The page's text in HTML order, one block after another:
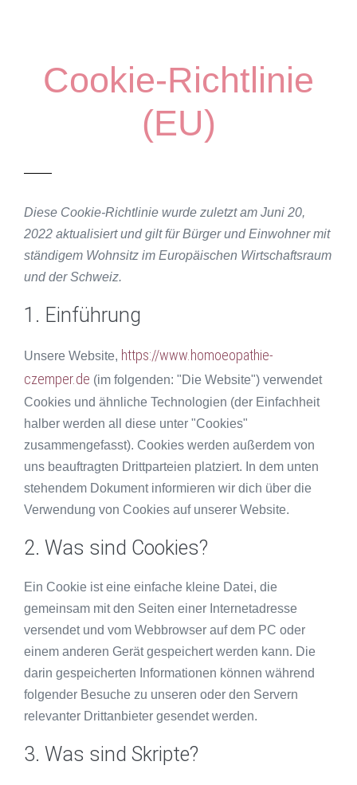
Cookie-Richtlinie
(EU)
Diese Cookie-Richtlinie wurde zuletzt am Juni 20,
2022 aktualisiert und gilt für Bürger und Einwohner mit
ständigem Wohnsitz im Europäischen Wirtschaftsraum
und der Schweiz.
1. Einführung
Unsere Website, https://www.homoeopathie-
czemper.de (im folgenden: "Die Website") verwendet
Cookies und ähnliche Technologien (der Einfachheit
halber werden all diese unter "Cookies"
zusammengefasst). Cookies werden außerdem von
uns beauftragten Drittparteien platziert. In dem unten
stehendem Dokument informieren wir dich über die
Verwendung von Cookies auf unserer Website.
2. Was sind Cookies?
Ein Cookie ist eine einfache kleine Datei, die
gemeinsam mit den Seiten einer Internetadresse
versendet und vom Webbrowser auf dem PC oder
einem anderen Gerät gespeichert werden kann. Die
darin gespeicherten Informationen können während
folgender Besuche zu unseren oder den Servern
relevanter Drittanbieter gesendet werden.
3. Was sind Skripte?